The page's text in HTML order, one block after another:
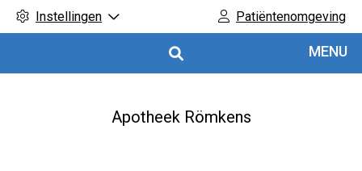
Instellingen Patiëntenomgeving
MENU
Apotheek Römkens